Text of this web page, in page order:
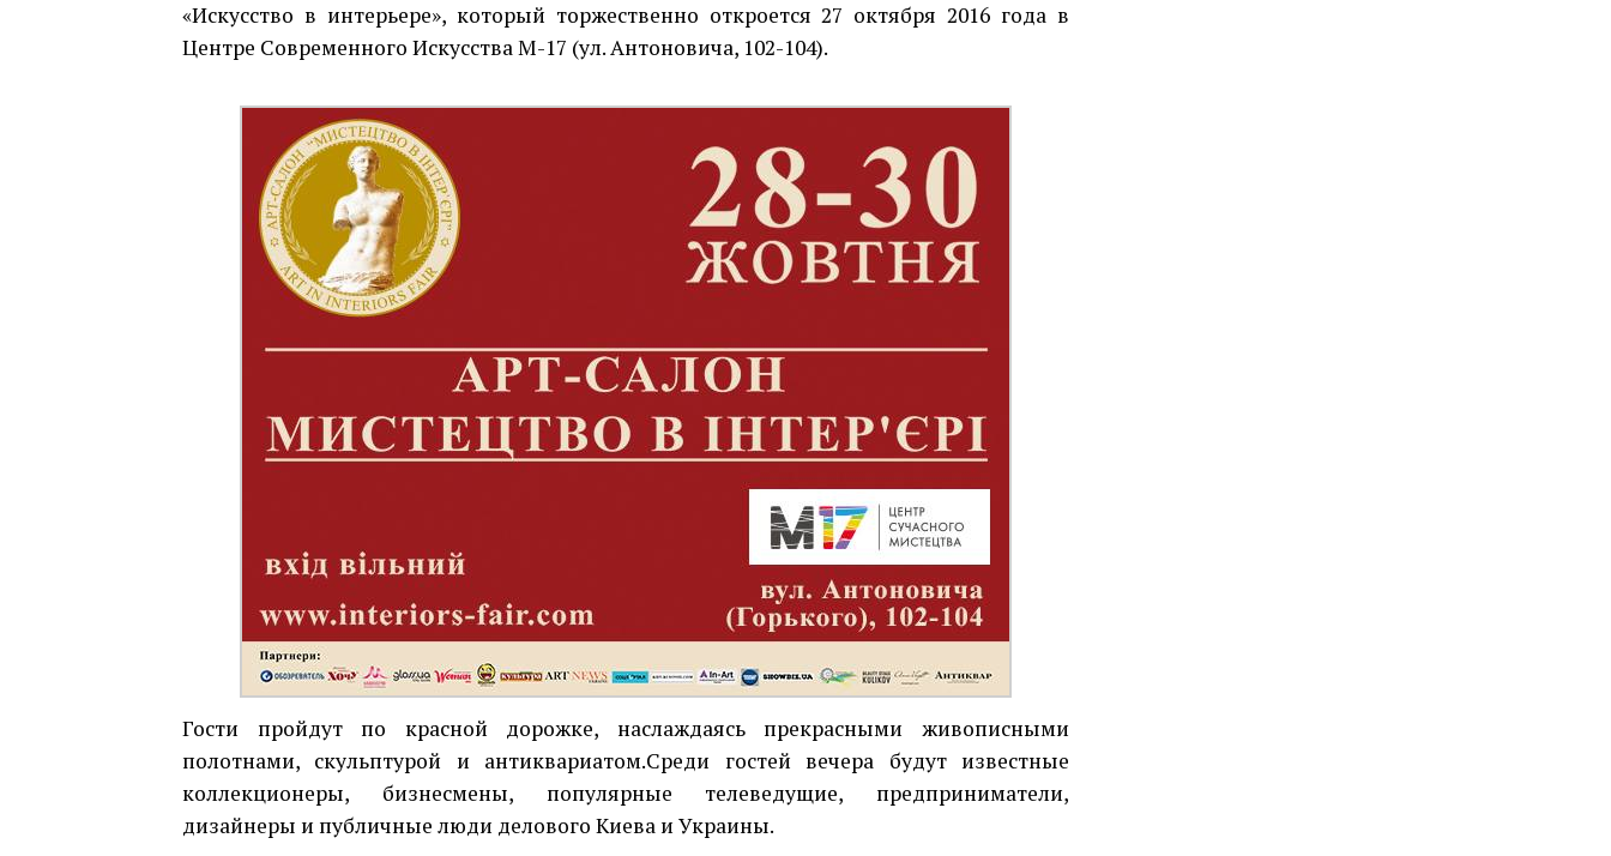
«Искусство в интерьере», который торжественно откроется 27 октября 2016 года в
Центре Современного Искусства М-17 (ул. Антоновича, 102-104).
Гости пройдут по красной дорожке, наслаждаясь прекрасными живописными
полотнами, скульптурой и антиквариатом.Среди гостей вечера будут известные
коллекционеры, бизнесмены, популярные телеведущие, предприниматели,
дизайнеры и публичные люди делового Киева и Украины.